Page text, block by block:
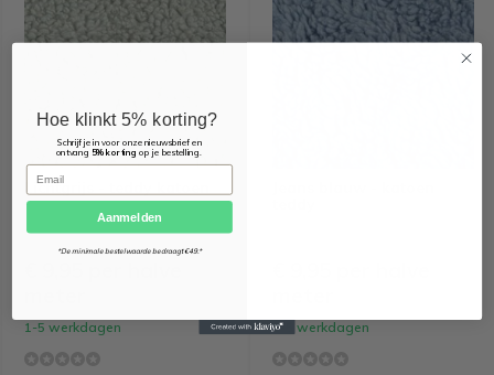
Lichtgrijs - teddy katoen
1-5 werkdagen 1-5 werkdagen
Hoe klinkt 5% korting?
Schrijf je in voor onze nieuwsbrief en
ontvang 5% kortingop je bestelling.
Email
Aanmelden
*De minimale bestelwaarde bedraagt €49.*